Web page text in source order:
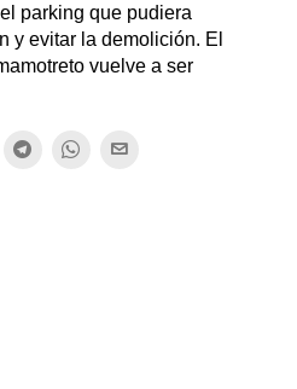
parking que pudiera
y evitar la demolición. El
vuelve a ser